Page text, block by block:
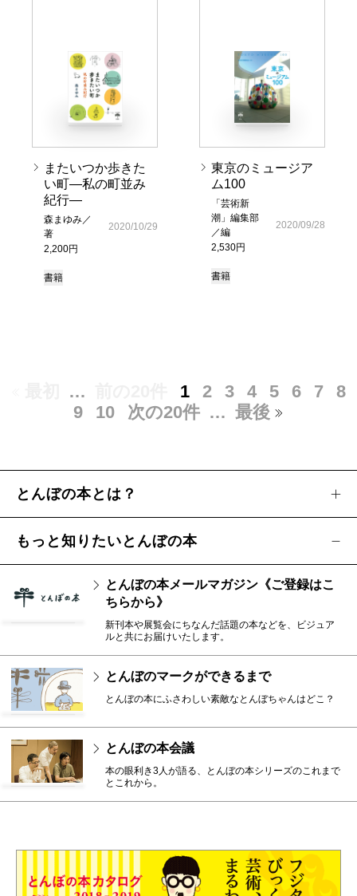
またいつか歩きた
い町―私の町並み
紀行―
森まゆみ／
著
2,200円
2020/10/29
書籍
東京のミュージア
ム100
「芸術新
潮」編集部
／編
2,530円
2020/09/28
書籍
… 1 2 3 4 5 6 7
8
9
10 次の20件 … 最後
とんぼの本とは？
もっと知りたいとんぼの本
とんぼの本メールマガジン《ご登録はこ
ちらから》
新刊本や展覧会にちなんだ話題の本などを、ビジュア
ルと共にお届けいたします。
とんぼのマークができるまで
とんぼの本にふさわしい素敵なとんぼちゃんはどこ？
とんぼの本会議
本の眼利き3人が語る、とんぼの本シリーズのこれまで
とこれから。